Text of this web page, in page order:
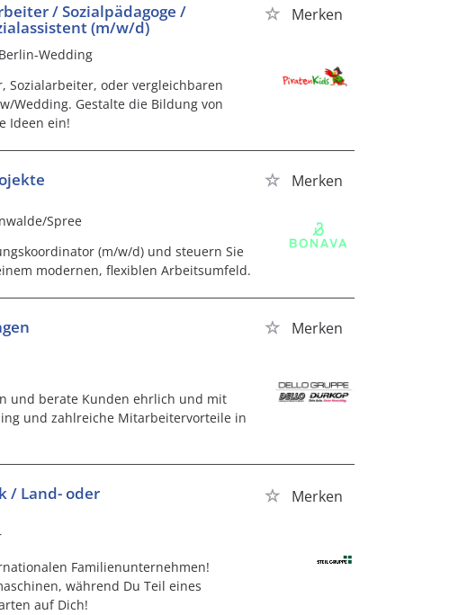
/ Sozialpädagoge /
(m/w/d)
Merken
Wedding
Sozialarbeiter, oder vergleichbaren
Wedding. Gestalte die Bildung von
Ideen ein!
Merken
Spree
(m/w/d) und steuern Sie
modernen, flexiblen Arbeitsumfeld.
Merken
und berate Kunden ehrlich und mit
und zahlreiche Mitarbeitervorteile in
/ Land- oder Merken
Familienunternehmen!
während Du Teil eines
auf Dich!